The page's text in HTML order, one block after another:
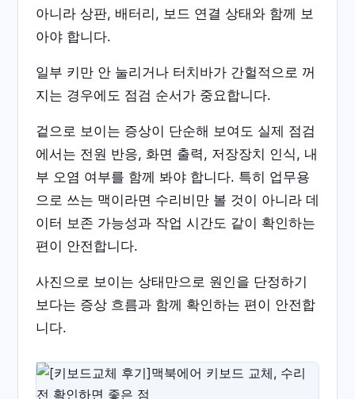
아니라 상판, 배터리, 보드 연결 상태와 함께 보
아야 합니다.
일부 키만 안 눌리거나 터치바가 간헐적으로 꺼
지는 경우에도 점검 순서가 중요합니다.
겉으로 보이는 증상이 단순해 보여도 실제 점검
에서는 전원 반응, 화면 출력, 저장장치 인식, 내
부 오염 여부를 함께 봐야 합니다. 특히 업무용
으로 쓰는 맥이라면 수리비만 볼 것이 아니라 데
이터 보존 가능성과 작업 시간도 같이 확인하는
편이 안전합니다.
사진으로 보이는 상태만으로 원인을 단정하기
보다는 증상 흐름과 함께 확인하는 편이 안전합
니다.